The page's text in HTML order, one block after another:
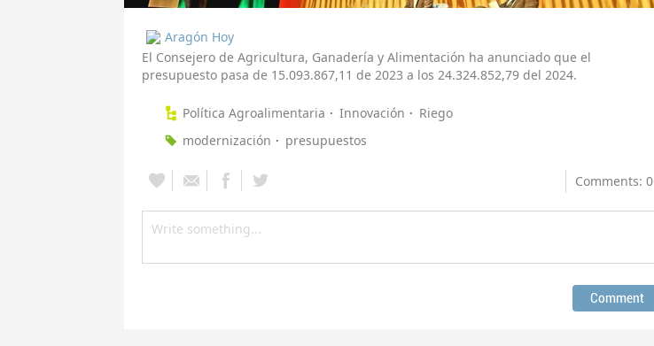
Aragón Hoy
El Consejero de Agricultura, Ganadería y Alimentación ha anunciado que el
presupuesto pasa de 15.093.867,11 de 2023 a los 24.324.852,79 del 2024.
Política Agroalimentaria Innovación
Riego
modernización
presupuestos
Comments: 0